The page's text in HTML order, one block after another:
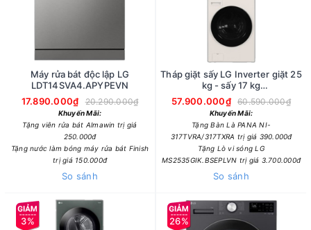
Máy rửa bát độc lập LG
LDT14SVA4.APYPEVN
17.890.000₫
20.290.000₫
Khuyến Mãi:
Tặng viên rửa bát Almawin trị giá
250.000đ
Tặng nước làm bóng máy rửa bát Finish
trị giá 150.000đ
So sánh
Tháp giặt sấy LG Inverter giặt 25
kg - sấy 17 kg
WT2517NHEG.ABGPEVN
57.900.000₫ 60.590.000₫
Khuyến Mãi:
Tặng Bàn Là PANA NI-
317TVRA/317TXRA trị giá 390.000đ
Tặng Lò vi sóng LG
MS2535GIK.BSEPLVN trị giá 3.700.000đ
So sánh
3% 26%